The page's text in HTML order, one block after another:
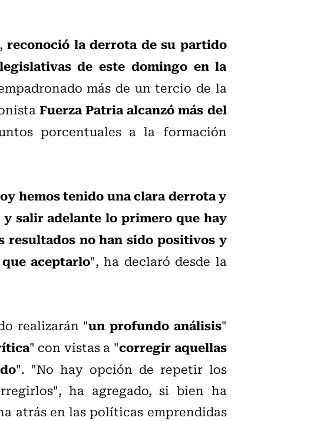
reconoció la derrota de su partido
de este domingo en la
más de un tercio de la
Fuerza Patria alcanzó más del
porcentuales a la formación
hemos tenido una clara derrota y
salir adelante lo primero que hay
resultados no han sido positivos y
aceptarlo", ha declaró desde la
realizarán "un profundo análisis"
" con vistas a "corregir aquellas
". "No hay opción de repetir los
ha agregado, si bien ha
atrás en las políticas emprendidas